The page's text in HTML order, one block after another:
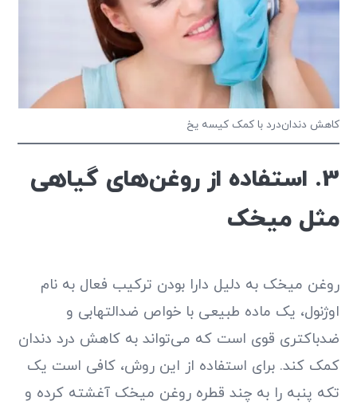
کاهش دندان‌درد با کمک کیسه یخ
3. استفاده از روغن‌های گیاهی
مثل میخک
روغن میخک به دلیل دارا بودن ترکیب فعال به نام
اوژنول، یک ماده طبیعی با خواص ضدالتهابی و
ضدباکتری قوی است که می‌تواند به کاهش درد دندان
کمک کند. برای استفاده از این روش، کافی است یک
تکه پنبه را به چند قطره روغن میخک آغشته کرده و